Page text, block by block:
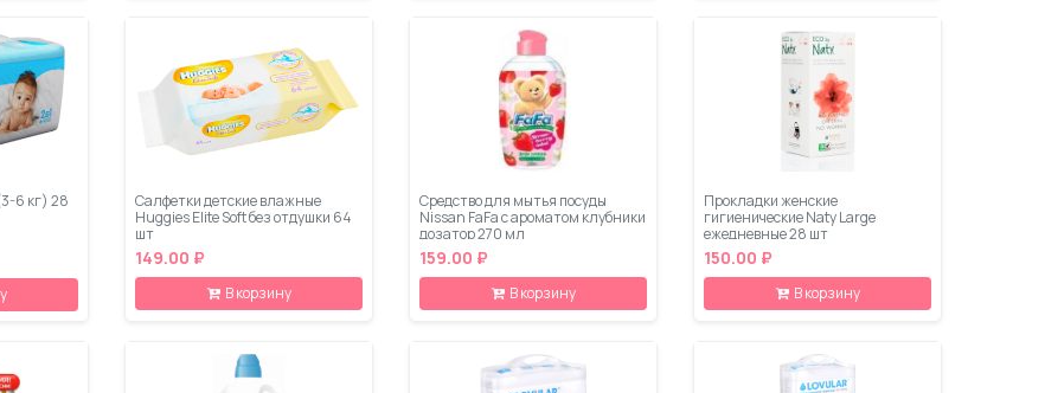
6 кг) 28
Салфетки детские влажные
Huggies Elite Soft без отдушки 64
шт
149.00 ₽
В корзину
Средство для мытья посуды
Nissan FaFa с ароматом клубники
дозатор 270 мл
159.00 ₽
В корзину
Прокладки женские
гигиенические Naty Large
ежедневные 28 шт
150.00 ₽
В корзину